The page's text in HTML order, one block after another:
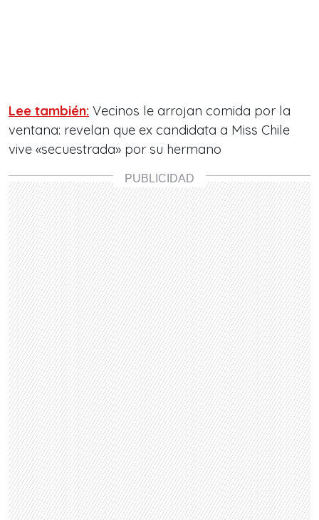
Lee también: Vecinos le arrojan comida por la
ventana: revelan que ex candidata a Miss Chile
vive «secuestrada» por su hermano